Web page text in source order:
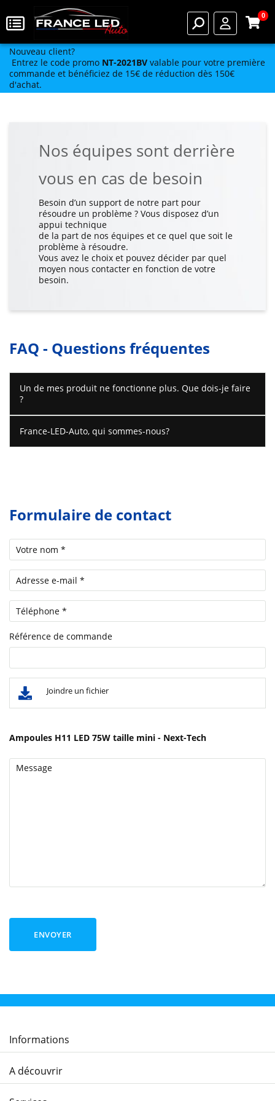
0
Nouveau client?
Entrez le code promo NT-2021BV valable pour votre première
commande et bénéficiez de 15€ de réduction dès 150€
d'achat.
Nos équipes sont derrière
vous en cas de besoin
Besoin d’un support de notre part pour
résoudre un problème ? Vous disposez d’un
appui technique
de la part de nos équipes et ce quel que soit le
problème à résoudre.
Vous avez le choix et pouvez décider par quel
moyen nous contacter en fonction de votre
besoin.
FAQ - Questions fréquentes
Un de mes produit ne fonctionne plus. Que dois-je faire
?
France-LED-Auto, qui sommes-nous?
Formulaire de contact
Référence de commande
Joindre un fichier
Ampoules H11 LED 75W taille mini - Next-Tech
ENVOYER
Informations
A découvrir